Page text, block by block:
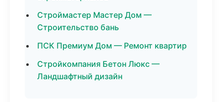
Строймастер Мастер Дом —
Строительство бань
ПСК Премиум Дом — Ремонт квартир
Стройкомпания Бетон Люкс —
Ландшафтный дизайн